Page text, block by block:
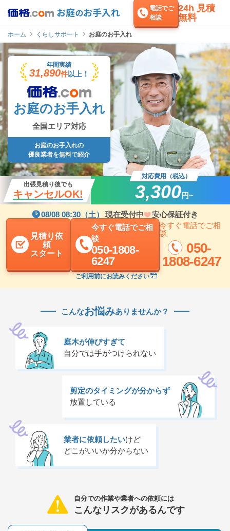
電話でご
相談
24h 見積
無料
ホーム くらしサポート お庭のお手入れ
年間実績
31,890件以上！
お庭のお手入れ
全国エリア対応
お庭のお手入れの
優良業者を無料で紹介
出張見積り後でも
キャンセルOK!
対応費用（税込）
3,300円~
08/08 08:30（土） 現在受付中 安心保証付き
見積り依
頼
スタート
今すぐ電話でご相
談
050-1808-
6247
今すぐ電話でご相
談
050-
1808-6247
ご利用前にお読みください
こんなお悩みありませんか？
庭木が伸びすぎて
自分では手がつけられない
剪定のタイミングが分からず
放置している
業者に依頼したいけど
どこがいいか分からない
自分での作業や業者への依頼には
こんなリスクがあるんです